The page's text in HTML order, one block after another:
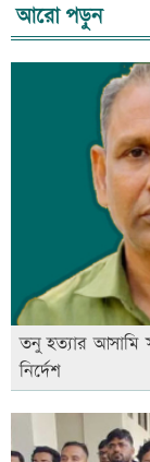
আরো পড়ুন
তনু হত্যার আসামি
নির্দেশ